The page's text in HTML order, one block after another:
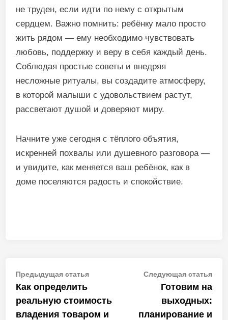
не труден, если идти по нему с открытым
сердцем. Важно помнить: ребёнку мало просто
жить рядом — ему необходимо чувствовать
любовь, поддержку и веру в себя каждый день.
Соблюдая простые советы и внедряя
несложные ритуалы, вы создадите атмосферу,
в которой малыши с удовольствием растут,
рассветают душой и доверяют миру.
Начните уже сегодня с тёплого объятия,
искренней похвалы или душевного разговора —
и увидите, как меняется ваш ребёнок, как в
доме поселяются радость и спокойствие.
Навигация
по
записям
Предыдущая статьяПредыдущая
Как определить
реальную стоимость
владения товаром и
Следующая статья
Готовим на
выходных:
планирование и